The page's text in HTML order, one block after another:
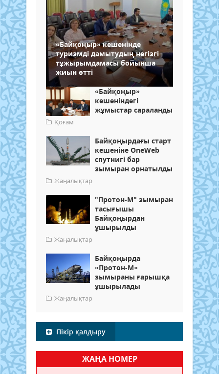
«Байқоңыр» кешенінде
туризмді дамытудың негізгі
тұжырымдамасы бойынша
жиын өтті
«Байқоңыр»
кешеніндегі
жұмыстар сараланды
Қоғам
Байқоңырдағы старт
кешеніне OneWeb
спутнигі бар
зымыран орнатылды
Жаңалықтар
"Протон-М" зымыран
тасығышы
Байқоңырдан
ұшырылды
Жаңалықтар
Байқоңырда
«Протон-М»
зымыраны ғарышқа
ұшырылады
Жаңалықтар
Пікір қалдыру
ЖАҢА НОМЕР